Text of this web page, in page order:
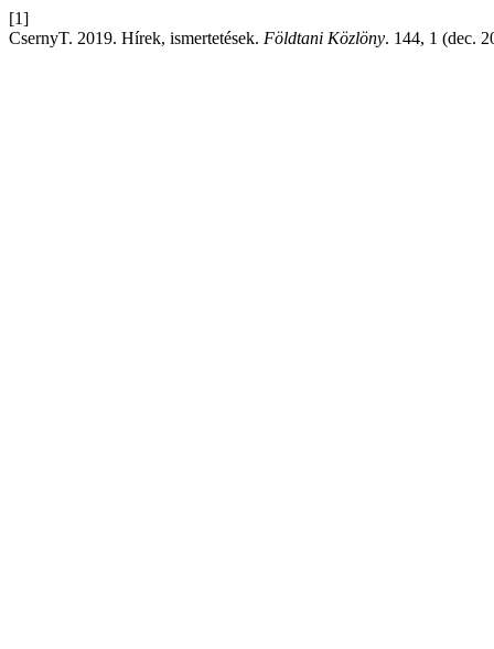
[1]
CsernyT. 2019. Hírek, ismertetések. Földtani Közlöny. 144, 1 (dec.